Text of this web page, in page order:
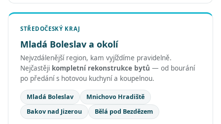
STŘEDOČESKÝ KRAJ
Mladá Boleslav a okolí
Nejvzdálenější region, kam vyjíždíme pravidelně.
Nejčastěji kompletní rekonstrukce bytů — od bourání
po předání s hotovou kuchyní a koupelnou.
Mladá Boleslav
Mnichovo Hradiště
Bakov nad Jizerou
Bělá pod Bezdězem